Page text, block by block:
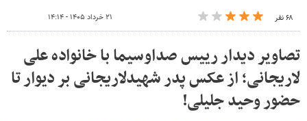
۶۸ نفر ۲۱ خرداد ۱۴۰۵ - ۱۴:۱۴
تصاویر دیدار رییس صداوسیما با خانواده علی
لاریجانی؛ از عکس پدر شهیدلاریجانی بر دیوار تا
حضور وحید جلیلی!